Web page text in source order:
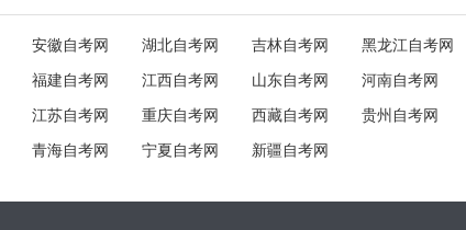
安徽自考网 湖北自考网 吉林自考网 黑龙江自考网
福建自考网 江西自考网 山东自考网 河南自考网
江苏自考网 重庆自考网 西藏自考网 贵州自考网
青海自考网 宁夏自考网 新疆自考网